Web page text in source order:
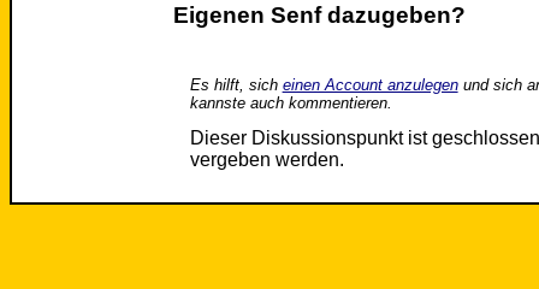
Eigenen Senf dazugeben?
Es hilft, sich einen Account anzulegenund sich
kannste auch kommentieren.
Dieser Diskussionspunkt ist
vergeben werden.